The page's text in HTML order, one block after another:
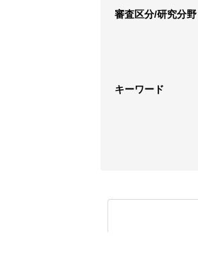
審査区分/研究分野
キーワード